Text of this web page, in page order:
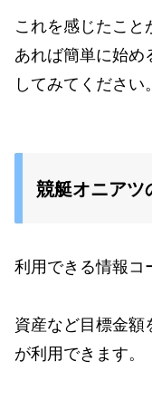
これを感じたこと
あれば簡単に始め
してみてください。
競艇オニアツ
利用できる情報コ
資産など目標金額
が利用できます。